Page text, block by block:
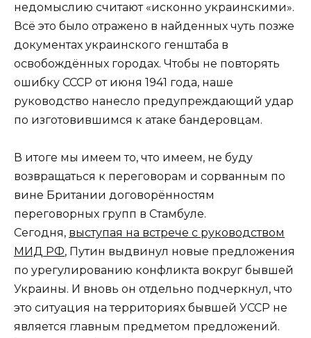
недомыслию считают «исконно украинскими».
Всё это было отражено в найденных чуть позже
документах украинского генштаба в
освобождённых городах. Чтобы не повторять
ошибку СССР от июня 1941 года, наше
руководство нанесло предупреждающий удар
по изготовившимся к атаке бандеровцам.
В итоге мы имеем то, что имеем, не буду
возвращаться к переговорам и сорванным по
вине Британии договорённостям
переговорных групп в Стамбуле.
Сегодня, выступая на встрече с руководством
МИД РФ, Путин выдвинул новые предложения
по урегулированию конфликта вокруг бывшей
Украины. И вновь он отдельно подчеркнул, что
это ситуация на территориях бывшей УССР не
является главным предметом предложений.